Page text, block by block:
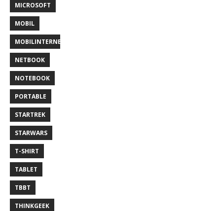
MICROSOFT
MOBIL
MOBILINTERNET
NETBOOK
NOTEBOOK
PORTABLE
STARTREK
STARWARS
T-SHIRT
TABLET
TBBT
THINKGEEK